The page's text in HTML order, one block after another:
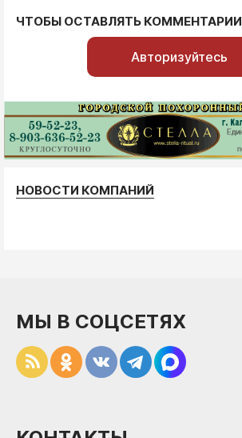
ЧТОБЫ ОСТАВЛЯТЬ КОММЕНТАРИИ
Авторизуйтесь
НОВОСТИ КОМПАНИЙ
МЫ В СОЦСЕТЯХ